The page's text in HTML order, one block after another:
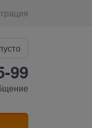
пусто
99